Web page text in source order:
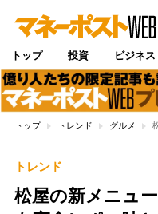
トップ 投資 ビジネス
トップ トレンド グルメ
トレンド
松屋の新メニュ